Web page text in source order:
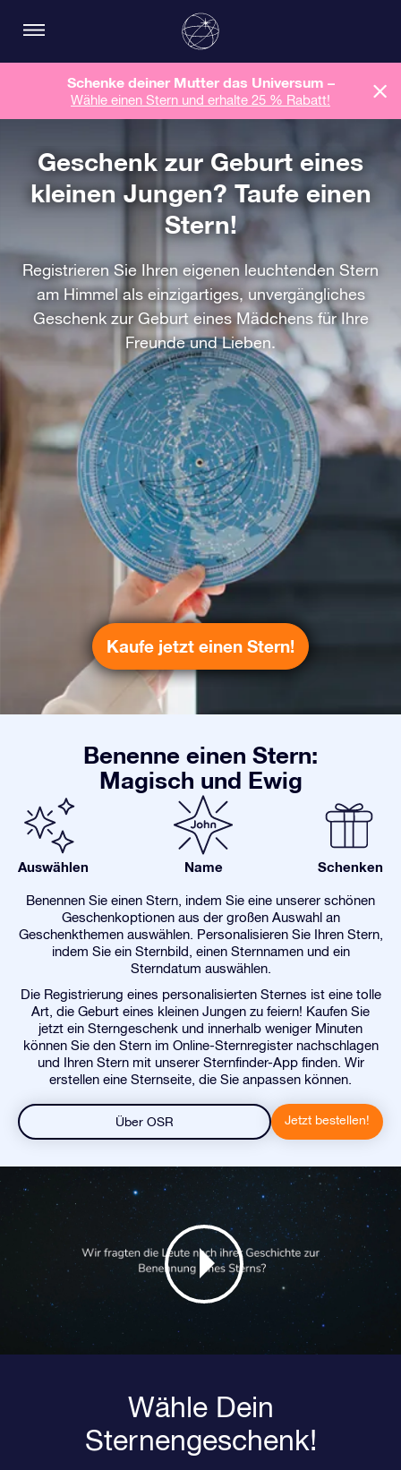
Schenke deiner Mutter das Universum –
Wähle einen Stern und erhalte 25 % Rabatt!
Geschenk zur Geburt eines
kleinen Jungen? Taufe einen
Stern!
Registrieren Sie Ihren eigenen leuchtenden Stern
am Himmel als einzigartiges, unvergängliches
Geschenk zur Geburt eines Mädchens für Ihre
Freunde und Lieben.
Kaufe jetzt einen Stern!
Benenne einen Stern:
Magisch und Ewig
Auswählen Name Schenken
Benennen Sie einen Stern, indem Sie eine unserer schönen
Geschenkoptionen aus der großen Auswahl an
Geschenkthemen auswählen. Personalisieren Sie Ihren Stern,
indem Sie ein Sternbild, einen Sternnamen und ein
Sterndatum auswählen.
Die Registrierung eines personalisierten Sternes ist eine tolle
Art, die Geburt eines kleinen Jungen zu feiern! Kaufen Sie
jetzt ein Sterngeschenk und innerhalb weniger Minuten
können Sie den Stern im Online-Sternregister nachschlagen
und Ihren Stern mit unserer Sternfinder-App finden. Wir
erstellen eine Sternseite, die Sie anpassen können.
Über OSR Jetzt bestellen!
Wähle Dein
Sternengeschenk!